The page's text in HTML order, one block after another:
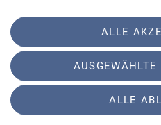
Sektion Vierseenland des Deutschen
Hauptstraße 42
82229 Seefeld
Telefon +4981529839280
Datenschutz
ALLE
ALLE